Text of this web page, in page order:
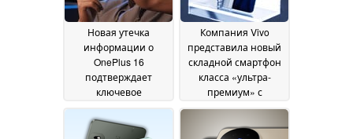
July 2026
Новая утечка
информации о
OnePlus 16
подтверждает
ключевое
обновление
следующего
флагмана
Компания Vivo
представила новый
складной смартфон
класса «ультра-
премиум» с
аккумулятором,
емкости модель Z